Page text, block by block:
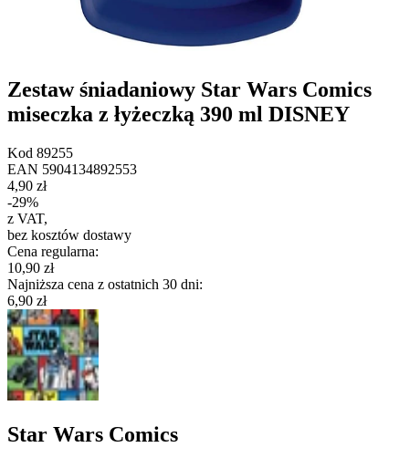
Zestaw śniadaniowy Star Wars Comics
miseczka z łyżeczką 390 ml DISNEY
Kod 89255
EAN 5904134892553
4,90 zł
-29%
z VAT,
bez kosztów dostawy
Cena regularna:
10,90 zł
Najniższa cena z ostatnich 30 dni:
6,90 zł
Star Wars Comics